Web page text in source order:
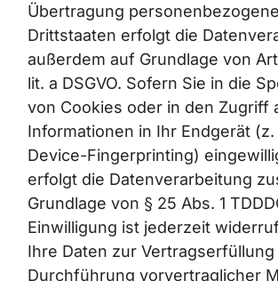
Übertragung
Drittstaaten erfolgt die
außerdem auf Grundlage von
lit. a DSGVO. Sofern Sie in die
von Cookies oder in den Zugriff
Informationen in Ihr Endgerät (z.
Device-Fingerprinting)
erfolgt die Datenverarbeitung
Grundlage von § 25 Abs. 1
Einwilligung ist jederzeit
Ihre Daten zur
Durchführung vorvertraglicher